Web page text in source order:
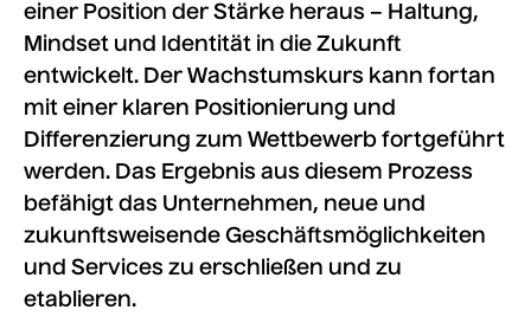
einer Position der Stärke heraus – Haltung,
Mindset und Identität in die Zukunft
entwickelt. Der Wachstumskurs kann fortan
mit einer klaren Positionierung und
Differenzierung zum Wettbewerb fortgeführt
werden. Das Ergebnis aus diesem Prozess
befähigt das Unternehmen, neue und
zukunftsweisende Geschäftsmöglichkeiten
und Services zu erschließen und zu
etablieren.